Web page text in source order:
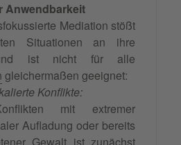
Anwendbarkeit
Mediation stößt
Situationen an ihre
ist nicht für alle
gleichermaßen geeignet:
Konflikte:
mit extremer
Aufladung oder bereits